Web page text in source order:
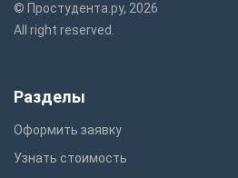
© Простудента.ру, 2026
All right reserved.
Разделы
Оформить заявку
Узнать стоимость